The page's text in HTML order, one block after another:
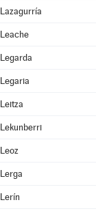
Lazagurría
Leache
Legarda
Legaria
Leitza
Lekunberri
Leoz
Lerga
Lerín